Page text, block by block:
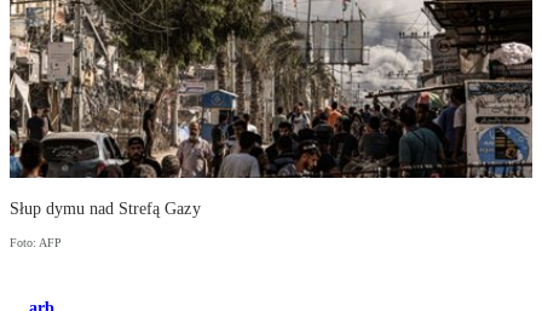
Słup dymu nad Strefą Gazy
Foto: AFP